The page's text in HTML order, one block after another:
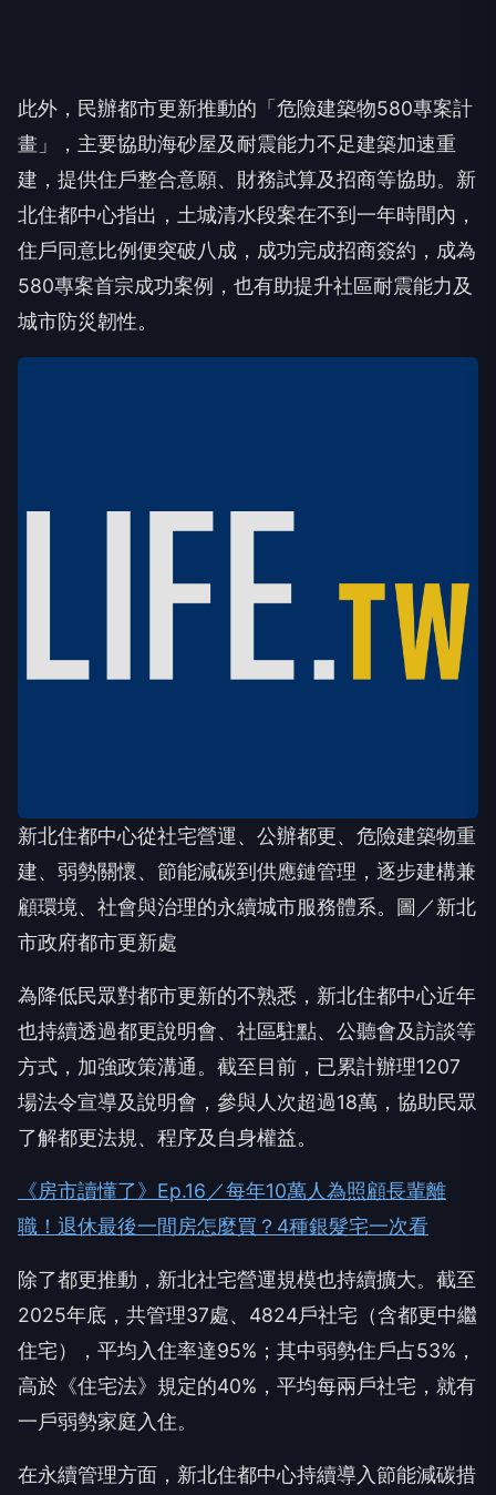
此外，民辦都市更新推動的「危險建築物580專案計
畫」，主要協助海砂屋及耐震能力不足建築加速重
建，提供住戶整合意願、財務試算及招商等協助。新
北住都中心指出，土城清水段案在不到一年時間內，
住戶同意比例便突破八成，成功完成招商簽約，成為
580專案首宗成功案例，也有助提升社區耐震能力及
城市防災韌性。
新北住都中心從社宅營運、公辦都更、危險建築物重
建、弱勢關懷、節能減碳到供應鏈管理，逐步建構兼
顧環境、社會與治理的永續城市服務體系。圖／新北
市政府都市更新處
為降低民眾對都市更新的不熟悉，新北住都中心近年
也持續透過都更說明會、社區駐點、公聽會及訪談等
方式，加強政策溝通。截至目前，已累計辦理1207
場法令宣導及說明會，參與人次超過18萬，協助民眾
了解都更法規、程序及自身權益。
《房市讀懂了》Ep.16／每年10萬人為照顧長輩離
職！退休最後一間房怎麼買？4種銀髮宅一次看
除了都更推動，新北社宅營運規模也持續擴大。截至
2025年底，共管理37處、4824戶社宅（含都更中繼
住宅），平均入住率達95%；其中弱勢住戶占53%，
高於《住宅法》規定的40%，平均每兩戶社宅，就有
一戶弱勢家庭入住。
在永續管理方面，新北住都中心持續導入節能減碳措